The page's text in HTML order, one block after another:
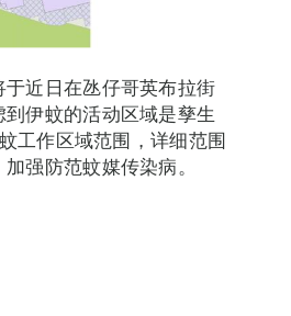
近日在氹仔哥英布拉街
伊蚊的活动区域是孳生
工作区域范围，详细范围
强防范蚊媒传染病。